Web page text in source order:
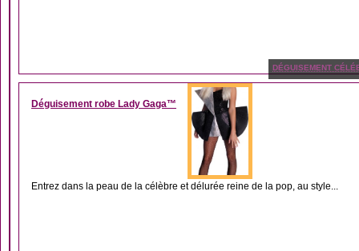
DÉGUISEMENT
Déguisement robe Lady Gaga™
Entrez dans la peau de la célèbre et délurée reine de la pop, au style...